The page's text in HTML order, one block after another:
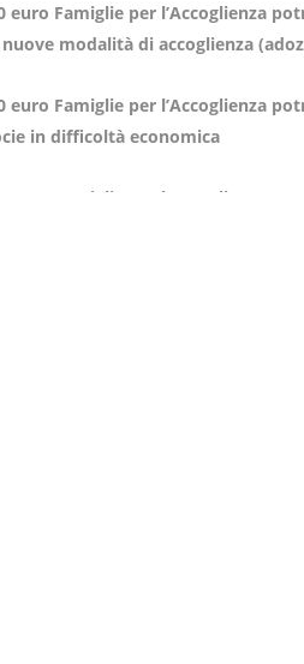
euro Famiglie per l’Accoglienza
modalità di accoglienza
euro Famiglie per l’Accoglienza
in difficoltà economica
euro Famiglie per l’Accoglienza